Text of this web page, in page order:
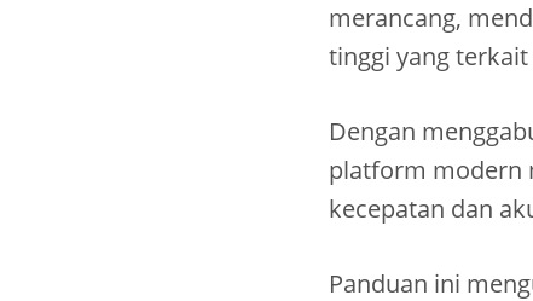
merancang,
tinggi yang
Dengan
platform modern
kecepatan dan
Panduan ini